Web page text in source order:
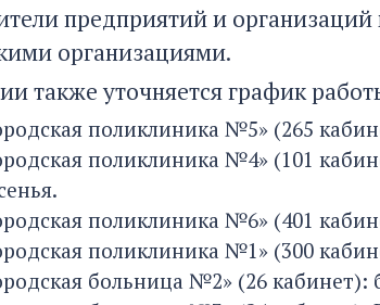
предприятий и
организациями.
также уточняется график
поликлиника №5» (265
поликлиника №4» (101
поликлиника №6» (401
поликлиника №1» (300
больница №2» (26 кабинет):